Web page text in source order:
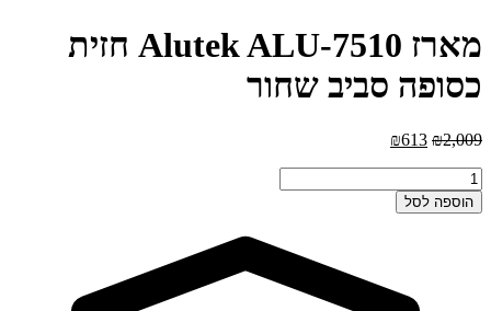
מארז Alutek ALU-7510 חזית
כסופה סביב שחור
₪2,009
המחיר
₪2,009.
₪613
כמות
של
מארז
הוספה לסל